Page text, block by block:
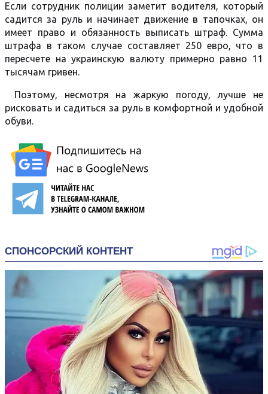
Если сотрудник полиции заметит водителя, который
садится за руль и начинает движение в тапочках, он
имеет право и обязанность выписать штраф. Сумма
штрафа в таком случае составляет 250 евро, что в
пересчете на украинскую валюту примерно равно 11
тысячам гривен.
Поэтому, несмотря на жаркую погоду, лучше не
рисковать и садиться за руль в комфортной и удобной
обуви.